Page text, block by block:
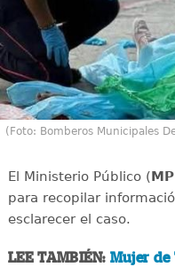
(Foto: Bomberos Municipales
El Ministerio Público ( MP
para recopilar
esclarecer el caso.
LEE TAMBIÉN: Mujer de